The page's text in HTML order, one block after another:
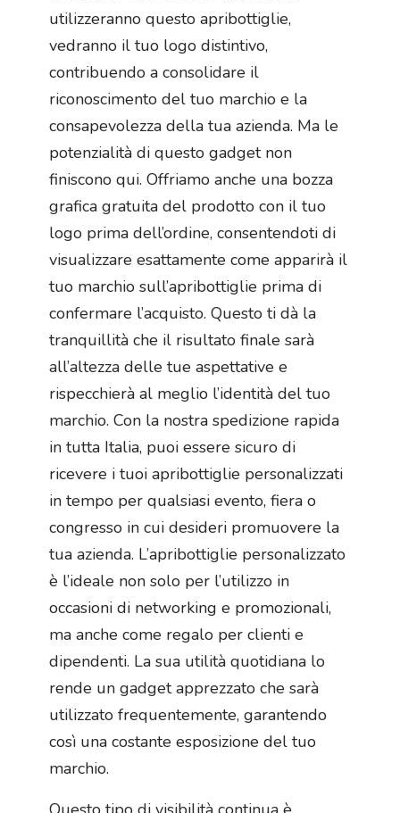
utilizzeranno questo apribottiglie,
vedranno il tuo logo distintivo,
contribuendo a consolidare il
riconoscimento del tuo marchio e la
consapevolezza della tua azienda. Ma le
potenzialità di questo gadget non
finiscono qui. Offriamo anche una bozza
grafica gratuita del prodotto con il tuo
logo prima dell’ordine, consentendoti di
visualizzare esattamente come apparirà il
tuo marchio sull’apribottiglie prima di
confermare l’acquisto. Questo ti dà la
tranquillità che il risultato finale sarà
all’altezza delle tue aspettative e
rispecchierà al meglio l’identità del tuo
marchio. Con la nostra spedizione rapida
in tutta Italia, puoi essere sicuro di
ricevere i tuoi apribottiglie personalizzati
in tempo per qualsiasi evento, fiera o
congresso in cui desideri promuovere la
tua azienda. L’apribottiglie personalizzato
è l’ideale non solo per l’utilizzo in
occasioni di networking e promozionali,
ma anche come regalo per clienti e
dipendenti. La sua utilità quotidiana lo
rende un gadget apprezzato che sarà
utilizzato frequentemente, garantendo
così una costante esposizione del tuo
marchio.